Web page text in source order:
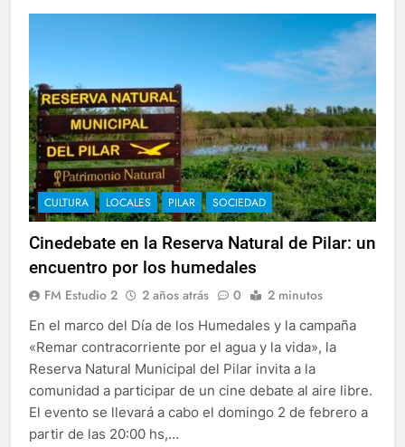
CULTURA LOCALES PILAR SOCIEDAD
Cinedebate en la Reserva Natural de Pilar: un
encuentro por los humedales
FM Estudio 2 2 años atrás 0 2 minutos
En el marco del Día de los Humedales y la campaña
«Remar contracorriente por el agua y la vida», la
Reserva Natural Municipal del Pilar invita a la
comunidad a participar de un cine debate al aire libre.
El evento se llevará a cabo el domingo 2 de febrero a
partir de las 20:00 hs,…